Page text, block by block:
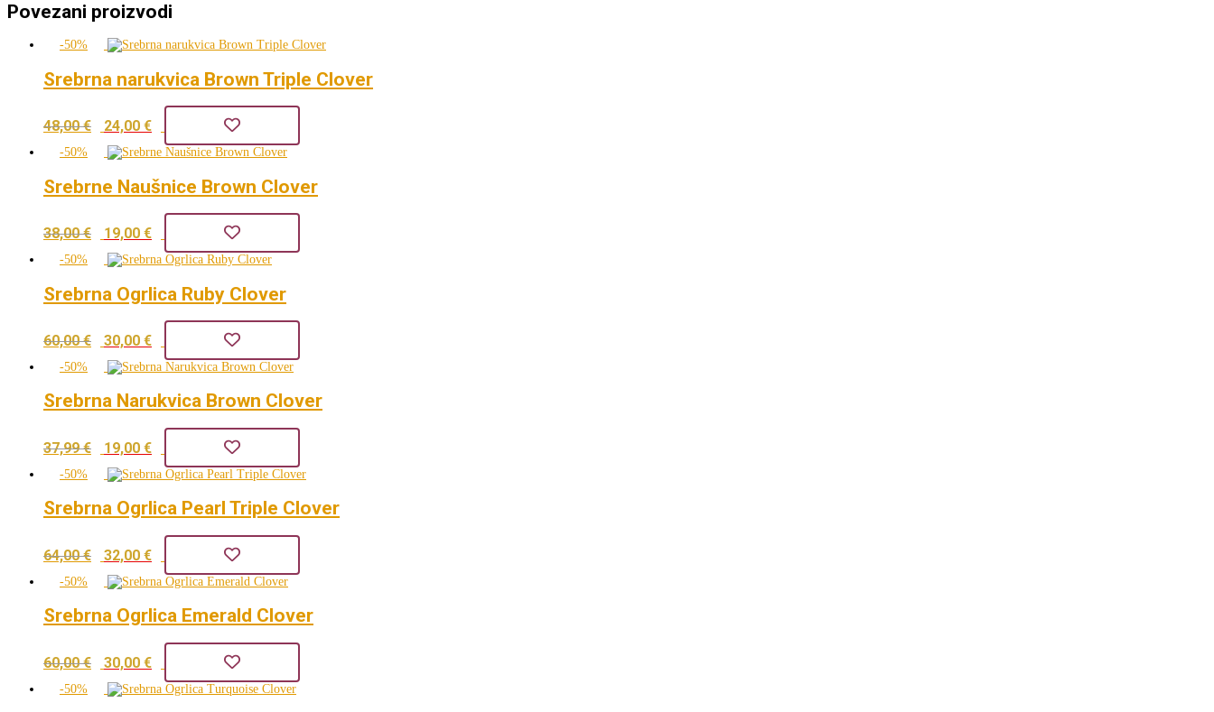
Povezani proizvodi
-50%
Srebrna narukvica Brown Triple Clover
48,00€
Izvorna
cijena
bila
48,00 €.
24,00 €
cijena
je:
-50%
Srebrne Naušnice Brown Clover
38,00€
Izvorna
cijena
bila
38,00 €.
19,00 €
cijena
-50%
Srebrna Ogrlica Ruby Clover
60,00€
Izvorna
cijena
bila
60,00 €.
30,00 €
cijena
je:
-50%
Srebrna Narukvica Brown Clover
37,99€
Izvorna
cijena
bila
37,99 €.
19,00 €
cijena
-50%
Srebrna Ogrlica Pearl Triple Clover
64,00€
Izvorna
cijena
bila
64,00 €.
32,00 €
cijena
-50%
Srebrna Ogrlica Emerald Clover
60,00€
Izvorna
cijena
30,00 €
cijena
-50%